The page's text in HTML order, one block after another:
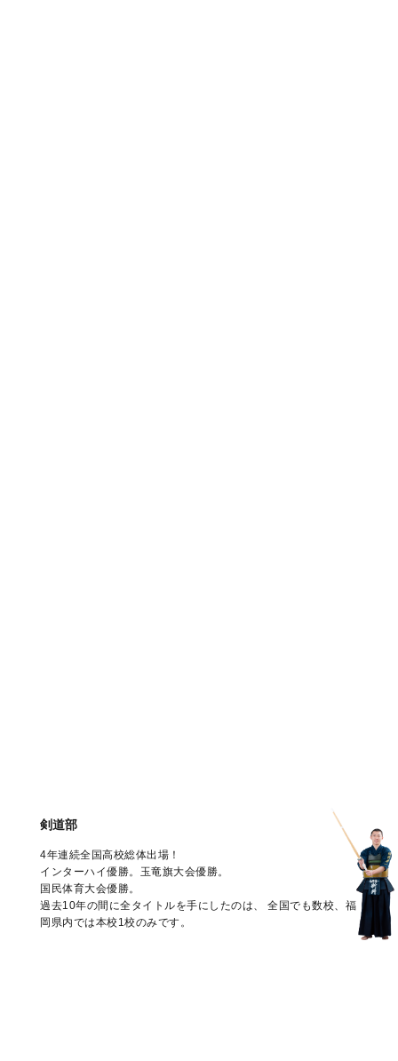
剣道部
4年連続全国高校総体出場！
インターハイ優勝。玉竜旗大会優勝。
国民体育大会優勝。
過去10年の間に全タイトルを手にしたのは、
全国でも数校、福
岡県内では本校1校のみです。